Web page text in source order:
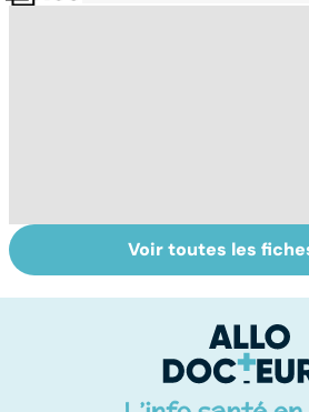
Tout savoir sur
les infections
Voir toutes les